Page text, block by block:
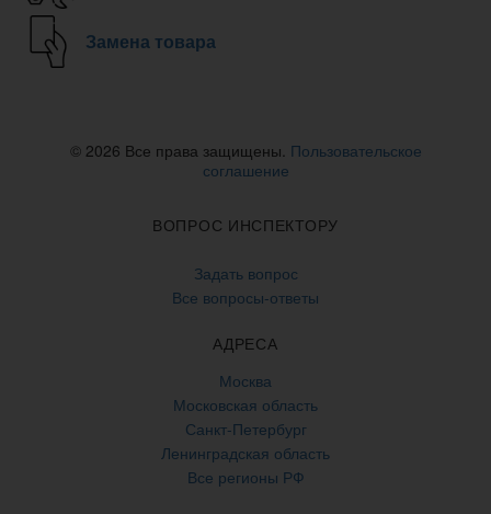
Замена товара
© 2026 Все права защищены. Пользовательское
соглашение
ВОПРОС ИНСПЕКТОРУ
Задать вопрос
Все вопросы-ответы
АДРЕСА
Москва
Московская область
Санкт-Петербург
Ленинградская область
Все регионы РФ